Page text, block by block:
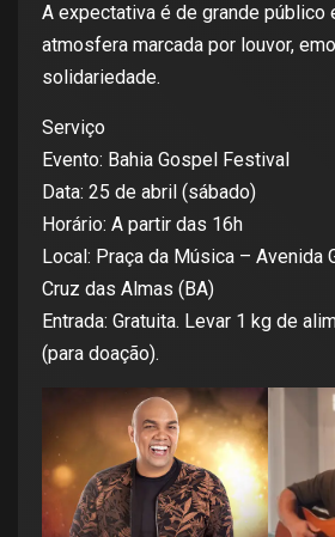
A expectativa é de grande público
atmosfera marcada por louvor,
solidariedade.
Serviço
Evento: Bahia Gospel Festival
Data: 25 de abril (sábado)
Horário: A partir das 16h
Local: Praça da Música – Avenida
Cruz das Almas (BA)
Entrada: Gratuita. Levar 1 kg de
(para doação).